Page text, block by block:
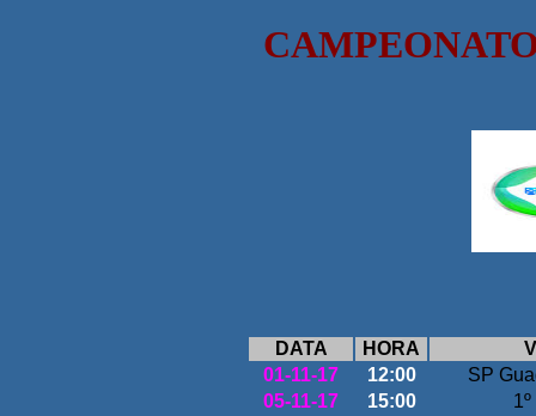
DATA HORA
01-11-17
12:00
SP
05-11-17
15:00